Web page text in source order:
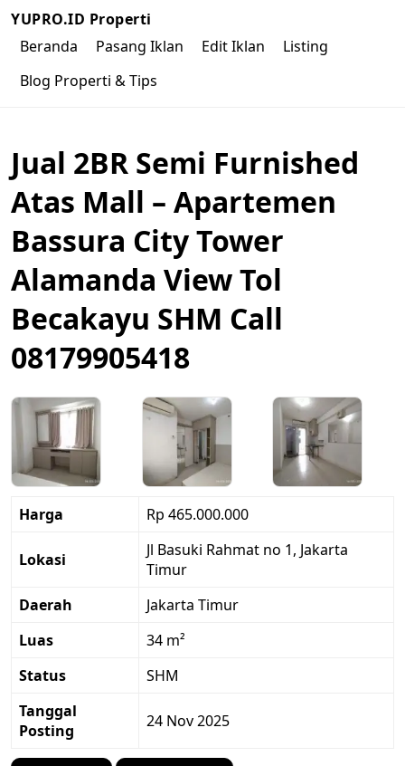
YUPRO.ID Properti
Beranda
Pasang Iklan Edit Iklan
Listing
Blog Properti & Tips
Jual 2BR Semi Furnished
Atas Mall – Apartemen
Bassura City Tower
Alamanda View Tol
Becakayu SHM Call
08179905418
Harga Rp 465.000.000
Lokasi
Jl Basuki Rahmat no 1, Jakarta
Timur
Daerah
Jakarta Timur
Luas
34 m²
Status
SHM
Tanggal
Posting
24 Nov 2025